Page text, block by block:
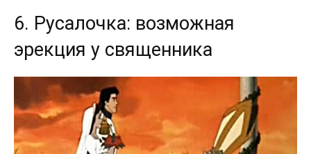
6. Русалочка: возможная
эрекция у священника